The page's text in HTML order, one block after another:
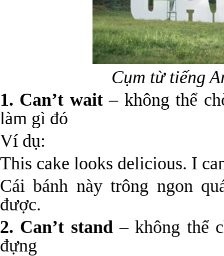
Cụm từ tiếng
1. Can’t wait– không thể
làm gì đó
Ví dụ:
This cake looks delicious. I
Cái bánh này trông ngon
được.
2. Can’t stand– không thể
đựng